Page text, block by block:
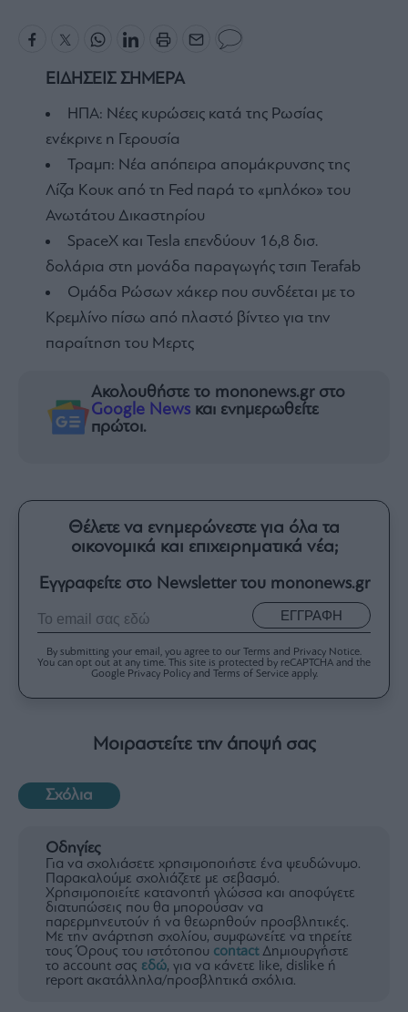
ΕΙΔΗΣΕΙΣ ΣΗΜΕΡΑ
ΗΠΑ: Νέες κυρώσεις κατά της Ρωσίας
ενέκρινε η Γερουσία
Τραμπ: Νέα απόπειρα απομάκρυνσης της
Λίζα Κουκ από τη Fed παρά το «μπλόκο» του
Ανωτάτου Δικαστηρίου
SpaceX και Tesla επενδύουν 16,8 δισ.
δολάρια στη μονάδα παραγωγής τσιπ Terafab
Ομάδα Ρώσων χάκερ που συνδέεται με το
Κρεμλίνο πίσω από πλαστό βίντεο για την
παραίτηση του Μερτς
Ακολουθήστε το mononews.gr στο
Google News και ενημερωθείτε
πρώτοι.
Θέλετε να ενημερώνεστε για όλα τα
οικονομικά και επιχειρηματικά νέα;
Εγγραφείτε στο Newsletter του mononews.gr
ΕΓΓΡΑΦΗ
By submitting your email, you agree to our Terms and Privacy Notice.
You can opt out at any time. This site is protected by reCAPTCHA and the
Google Privacy Policy and Terms of Service apply.
Μοιραστείτε την άποψή σας
Σχόλια
Οδηγίες
Για να σχολιάσετε χρησιμοποιήστε ένα ψευδώνυμο.
Παρακαλούμε σχολιάζετε με σεβασμό.
Χρησιμοποιείτε κατανοητή γλώσσα και αποφύγετε
διατυπώσεις που θα μπορούσαν να
παρερμηνευτούν ή να θεωρηθούν προσβλητικές.
Με την ανάρτηση σχολίου, συμφωνείτε να τηρείτε
τους Όρους του ιστότοπου contactΔημιουργήστε
το account σας εδώ, για να κάνετε like, dislike ή
report ακατάλληλα/προσβλητικά σχόλια.